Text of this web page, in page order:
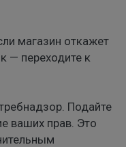
магазин откажет
— переходите к
Подайте
ваших прав. Это